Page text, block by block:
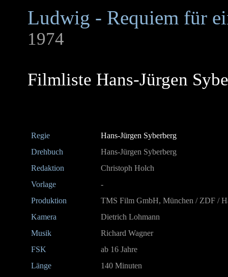
Ludwig - Requiem für
1974
Filmliste Hans-Jürgen
Regie
Hans-Jürgen Syberberg
Drehbuch
Hans-Jürgen Syberberg
Redaktion
Christoph Holch
Vorlage
-
Produktion
TMS Film GmbH, München / ZDF /
Kamera
Dietrich Lohmann
Musik
Richard Wagner
FSK
ab 16 Jahre
Länge
140 Minuten